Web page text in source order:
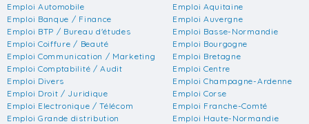
Emploi Automobile
Emploi Banque / Finance
Emploi BTP / Bureau d'études
Emploi Coiffure / Beauté
Emploi Communication / Marketing
Emploi Comptabilité / Audit
Emploi Divers
Emploi Droit / Juridique
Emploi Electronique / Télécom
Emploi Grande distribution
Emploi Aquitaine
Emploi Auvergne
Emploi Basse-Normandie
Emploi Bourgogne
Emploi Bretagne
Emploi Centre
Emploi Champagne-Ardenne
Emploi Corse
Emploi Franche-Comté
Emploi Haute-Normandie